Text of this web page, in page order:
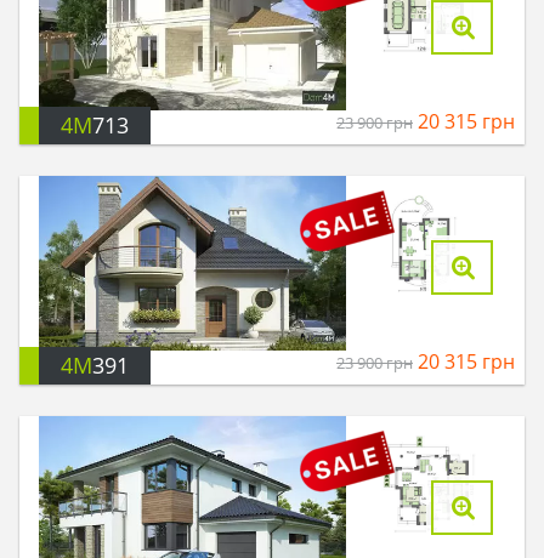
4M713 23 900грн 20 315 грн
4M391 23 900грн 20 315 грн